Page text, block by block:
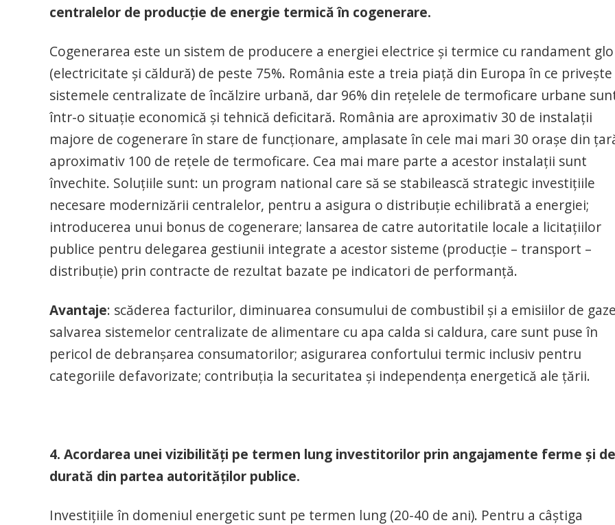
centralelor de producţie de energie termică în cogenerare.
Cogenerarea este un sistem de producere a energiei electrice şi termice cu randament
(electricitate şi căldură) de peste 75%. România este a treia piață din Europa în ce priveşte
sistemele centralizate de încălzire urbană, dar 96% din rețelele de termoficare urbane
într-o situație economică şi tehnică deficitară. România are aproximativ 30 de instalații
majore de cogenerare în stare de funcționare, amplasate în cele mai mari 30 oraşe din
aproximativ 100 de rețele de termoficare. Cea mai mare parte a acestor instalații sunt
învechite. Soluțiile sunt: un program national care să se stabilească strategic investițiile
necesare modernizării centralelor, pentru a asigura o distribuție echilibrată a energiei;
introducerea unui bonus de cogenerare; lansarea de catre autoritatile locale a licitațiilor
publice pentru delegarea gestiunii integrate a acestor sisteme (producție – transport –
distribuție) prin contracte de rezultat bazate pe indicatori de performanță.
Avantaje: scăderea facturilor, diminuarea consumului de combustibil și a emisiilor de
salvarea sistemelor centralizate de alimentare cu apa calda si caldura, care sunt puse în
pericol de debranşarea consumatorilor; asigurarea confortului termic inclusiv pentru
categoriile defavorizate; contribuția la securitatea și independența energetică ale țării.
4. Acordarea unei vizibilităţi pe termen lung investitorilor prin angajamente ferme şi de
durată din partea autorităţilor publice.
Investițiile în domeniul energetic sunt pe termen lung (20-40 de ani). Pentru a câștiga